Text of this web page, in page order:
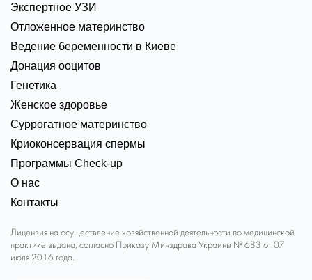
Экспертное УЗИ
Отложенное материнство
Ведение беременности в Киеве
Донация ооцитов
Генетика
Женское здоровье
Суррогатное материнство
Криоконсервация спермы
Программы Check-up
О нас
Контакты
Лицензия на осуществление хозяйственной деятельности по медицинской
практике выдана, согласно Приказу Минздрава Украины № 683 от 07
июля 2016 года.